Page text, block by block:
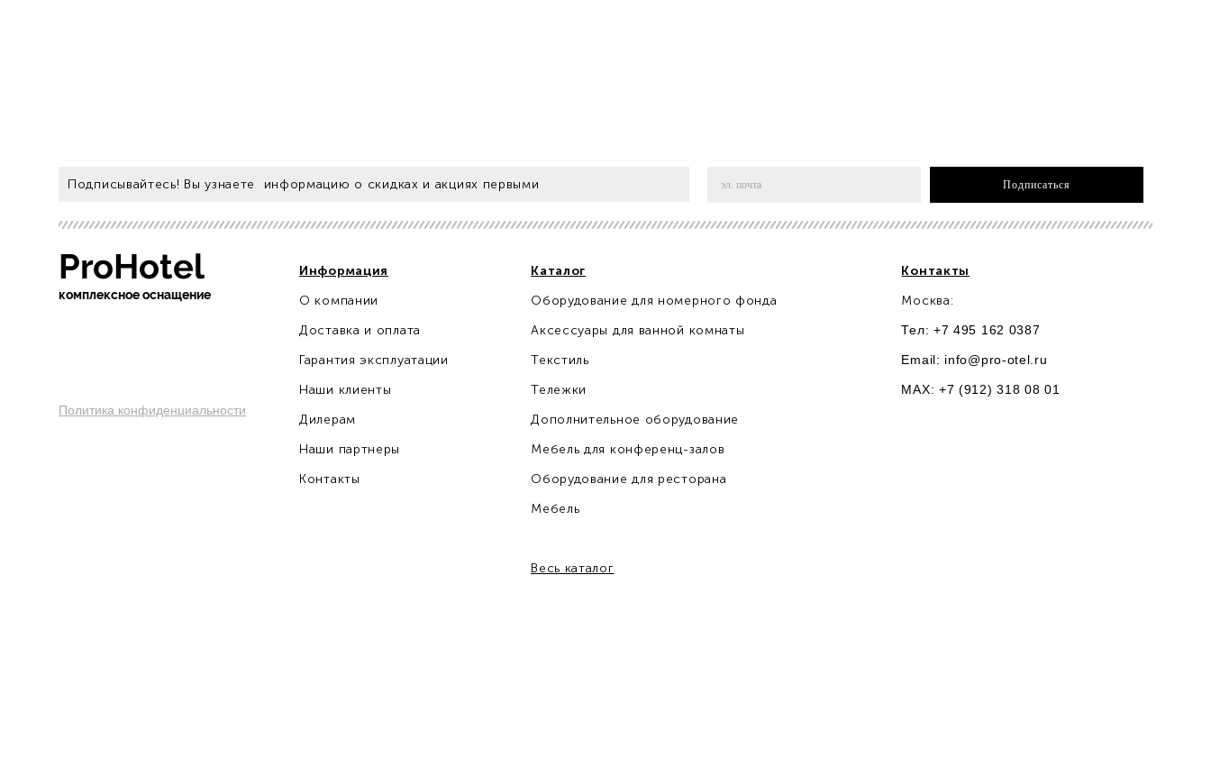
Подписывайтесь! Вы узнаете информацию о скидках и акциях первыми Подписаться
ProHotel
комплексное оснащение
Политика конфиденциальности
Информация
О компании
Доставка и оплата
Гарантия эксплуатации
Наши клиенты
Дилерам
Наши партнеры
Контакты
Каталог
Оборудование для номерного фонда
Аксессуары для ванной комнаты
Текстиль
Тележки
Дополнительное оборудование
Мебель для конференц-залов
Оборудование для ресторана
Мебель
Весь каталог
Контакты
Москва:
Тел: +7 495 162 0387
Email: info@pro-otel.ru
MAX: +7 (912) 318 08 01